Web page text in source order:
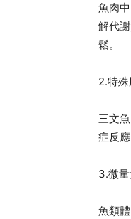
魚肉
解代
鬆。
2.特
三文
症反
3.微
魚類